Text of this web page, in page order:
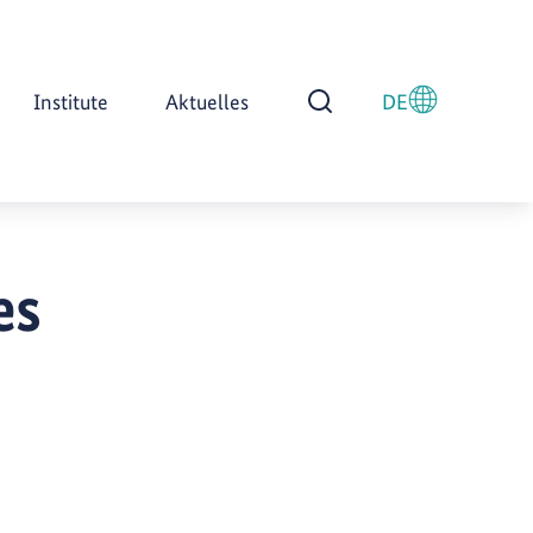
Institute Aktuelles
Suche öffnen
DE